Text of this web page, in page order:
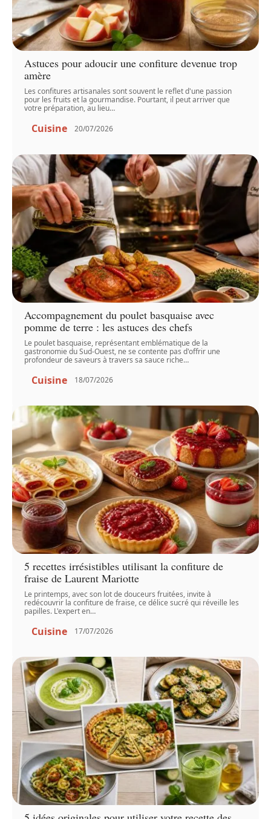
Astuces pour adoucir une confiture devenue trop
amère
Les confitures artisanales sont souvent le reflet d'une passion
pour les fruits et la gourmandise. Pourtant, il peut arriver que
votre préparation, au lieu…
Cuisine 20/07/2026
Accompagnement du poulet basquaise avec
pomme de terre : les astuces des chefs
Le poulet basquaise, représentant emblématique de la
gastronomie du Sud-Ouest, ne se contente pas d'offrir une
profondeur de saveurs à travers sa sauce riche…
Cuisine 18/07/2026
5 recettes irrésistibles utilisant la confiture de
fraise de Laurent Mariotte
Le printemps, avec son lot de douceurs fruitées, invite à
redécouvrir la confiture de fraise, ce délice sucré qui réveille les
papilles. L'expert en…
Cuisine 17/07/2026